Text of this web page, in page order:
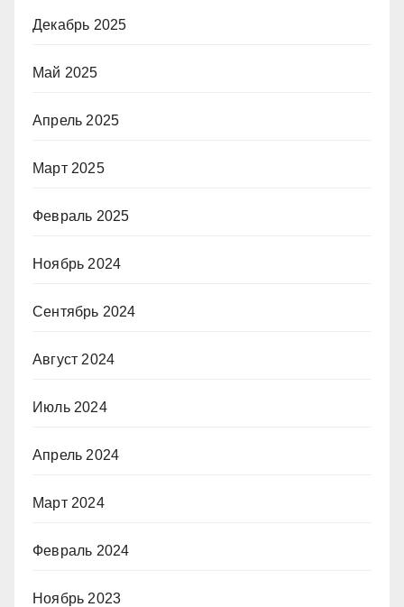
Декабрь 2025
Май 2025
Апрель 2025
Март 2025
Февраль 2025
Ноябрь 2024
Сентябрь 2024
Август 2024
Июль 2024
Апрель 2024
Март 2024
Февраль 2024
Ноябрь 2023